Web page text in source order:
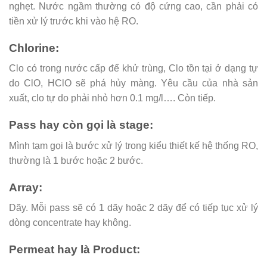
nghẹt. Nước ngầm thường có độ cứng cao, cần phải có
tiền xử lý trước khi vào hệ RO.
Chlorine:
Clo có trong nước cấp để khử trùng, Clo tồn tại ở dạng tự
do ClO, HClO sẽ phá hủy màng. Yêu cầu của nhà sản
xuất, clo tự do phải nhỏ hơn 0.1 mg/l…. Còn tiếp.
Pass hay còn gọi là stage:
Mình tạm gọi là bước xử lý trong kiểu thiết kế hệ thống RO,
thường là 1 bước hoặc 2 bước.
Array:
Dãy. Mỗi pass sẽ có 1 dãy hoặc 2 dãy để có tiếp tục xử lý
dòng concentrate hay không.
Permeat hay là Product: